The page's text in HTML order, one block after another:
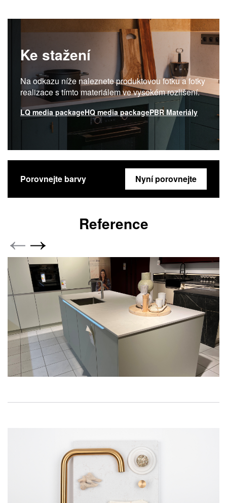
Ke stažení
Na odkazu níže naleznete produktovou fotku a fotky
realizace s tímto materiálem ve vysokém rozlišení.
LQ media packageHQ media packagePBR Materiály
Porovnejte barvy Nyní porovnejte
Reference